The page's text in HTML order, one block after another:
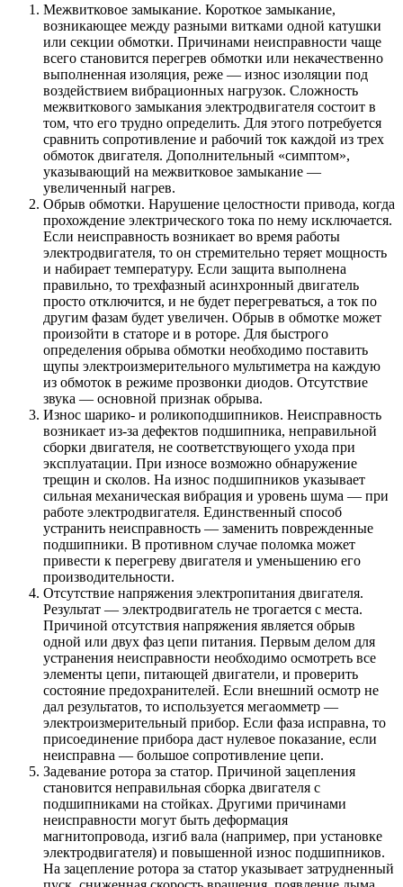
Межвитковое замыкание. Короткое замыкание,
возникающее между разными витками одной катушки
или секции обмотки. Причинами неисправности чаще
всего становится перегрев обмотки или некачественно
выполненная изоляция, реже — износ изоляции под
воздействием вибрационных нагрузок. Сложность
межвиткового замыкания электродвигателя состоит в
том, что его трудно определить. Для этого потребуется
сравнить сопротивление и рабочий ток каждой из трех
обмоток двигателя. Дополнительный «симптом»,
указывающий на межвитковое замыкание —
увеличенный нагрев.
Обрыв обмотки. Нарушение целостности привода, когда
прохождение электрического тока по нему исключается.
Если неисправность возникает во время работы
электродвигателя, то он стремительно теряет мощность
и набирает температуру. Если защита выполнена
правильно, то трехфазный асинхронный двигатель
просто отключится, и не будет перегреваться, а ток по
другим фазам будет увеличен. Обрыв в обмотке может
произойти в статоре и в роторе. Для быстрого
определения обрыва обмотки необходимо поставить
щупы электроизмерительного мультиметра на каждую
из обмоток в режиме прозвонки диодов. Отсутствие
звука — основной признак обрыва.
Износ шарико- и роликоподшипников. Неисправность
возникает из-за дефектов подшипника, неправильной
сборки двигателя, не соответствующего ухода при
эксплуатации. При износе возможно обнаружение
трещин и сколов. На износ подшипников указывает
сильная механическая вибрация и уровень шума — при
работе электродвигателя. Единственный способ
устранить неисправность — заменить поврежденные
подшипники. В противном случае поломка может
привести к перегреву двигателя и уменьшению его
производительности.
Отсутствие напряжения электропитания двигателя.
Результат — электродвигатель не трогается с места.
Причиной отсутствия напряжения является обрыв
одной или двух фаз цепи питания. Первым делом для
устранения неисправности необходимо осмотреть все
элементы цепи, питающей двигатели, и проверить
состояние предохранителей. Если внешний осмотр не
дал результатов, то используется мегаомметр —
электроизмерительный прибор. Если фаза исправна, то
присоединение прибора даст нулевое показание, если
неисправна — большое сопротивление цепи.
Задевание ротора за статор. Причиной зацепления
становится неправильная сборка двигателя с
подшипниками на стойках. Другими причинами
неисправности могут быть деформация
магнитопровода, изгиб вала (например, при установке
электродвигателя) и повышенной износ подшипников.
На зацепление ротора за статор указывает затрудненный